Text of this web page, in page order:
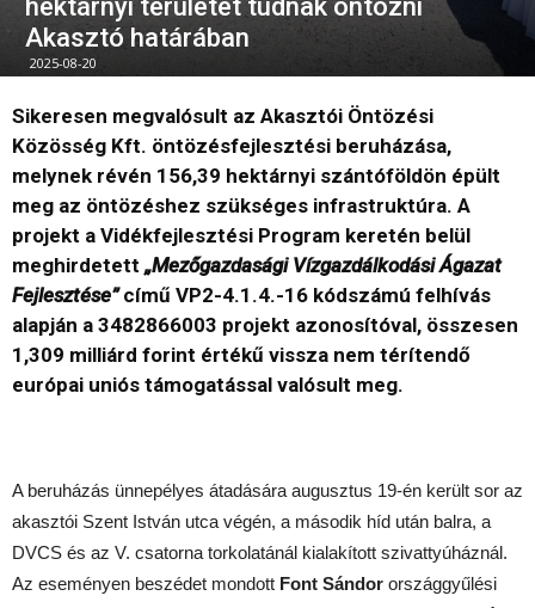
hektárnyi területet tudnak öntözni
Akasztó határában
2025-08-20
Sikeresen megvalósult az Akasztói Öntözési
Közösség Kft. öntözésfejlesztési beruházása,
melynek révén 156,39 hektárnyi szántóföldön épült
meg az öntözéshez szükséges infrastruktúra. A
projekt a Vidékfejlesztési Program keretén belül
meghirdetett „Mezőgazdasági Vízgazdálkodási Ágazat
Fejlesztése”című VP2-4.1.4.-16 kódszámú felhívás
alapján a 3482866003 projekt azonosítóval, összesen
1,309 milliárd forint értékű vissza nem térítendő
európai uniós támogatással valósult meg.
A beruházás ünnepélyes átadására augusztus 19-én került sor az
akasztói Szent István utca végén, a második híd után balra, a
DVCS és az V. csatorna torkolatánál kialakított szivattyúháznál.
Az eseményen beszédet mondott Font Sándor országgyűlési